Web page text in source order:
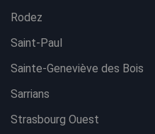
Rodez
Saint-Paul
Sainte-Geneviève des Bois
Sarrians
Strasbourg Ouest